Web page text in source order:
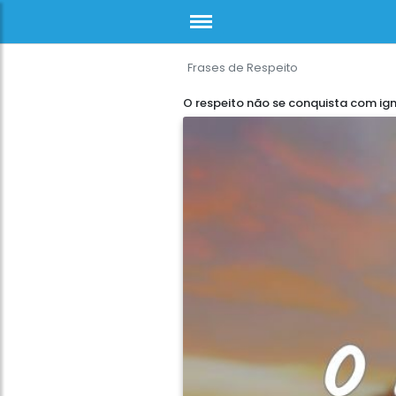
Frases de Respeito
O respeito não se conquista com